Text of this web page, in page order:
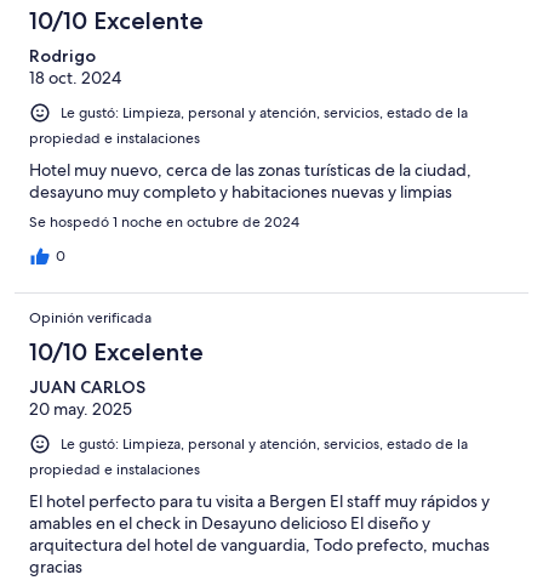
10/10 Excelente
Rodrigo
18 oct. 2024
Le gustó: Limpieza, personal y atención, servicios, estado de la
propiedad e instalaciones
Hotel muy nuevo, cerca de las zonas turísticas de la ciudad,
desayuno muy completo y habitaciones nuevas y limpias
Se hospedó 1 noche en octubre de 2024
0
Opinión verificada
10/10 Excelente
JUAN CARLOS
20 may. 2025
Le gustó: Limpieza, personal y atención, servicios, estado de la
propiedad e instalaciones
El hotel perfecto para tu visita a Bergen El staff muy rápidos y
amables en el check in Desayuno delicioso El diseño y
arquitectura del hotel de vanguardia, Todo prefecto, muchas
gracias